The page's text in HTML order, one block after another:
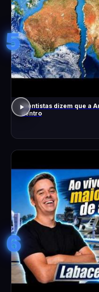
5
Cientistas dizem que a
dentro
6